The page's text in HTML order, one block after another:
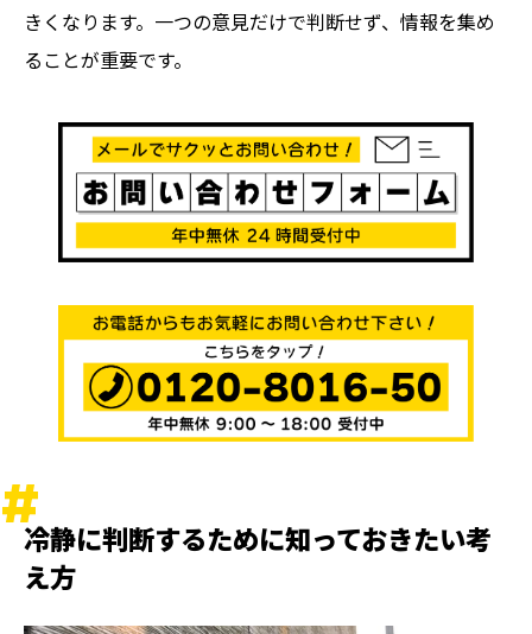
きくなります。一つの意見だけで判断せず、情報を集め
ることが重要です。
冷静に判断するために知っておきたい考
え方